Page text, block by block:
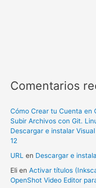
Comentarios
Cómo Crear tu Cuenta en
Subir Archivos con Git.
Descargar e instalar
12
URL en Descargar e
Eli enActivar títulos
OpenShot Video Editor